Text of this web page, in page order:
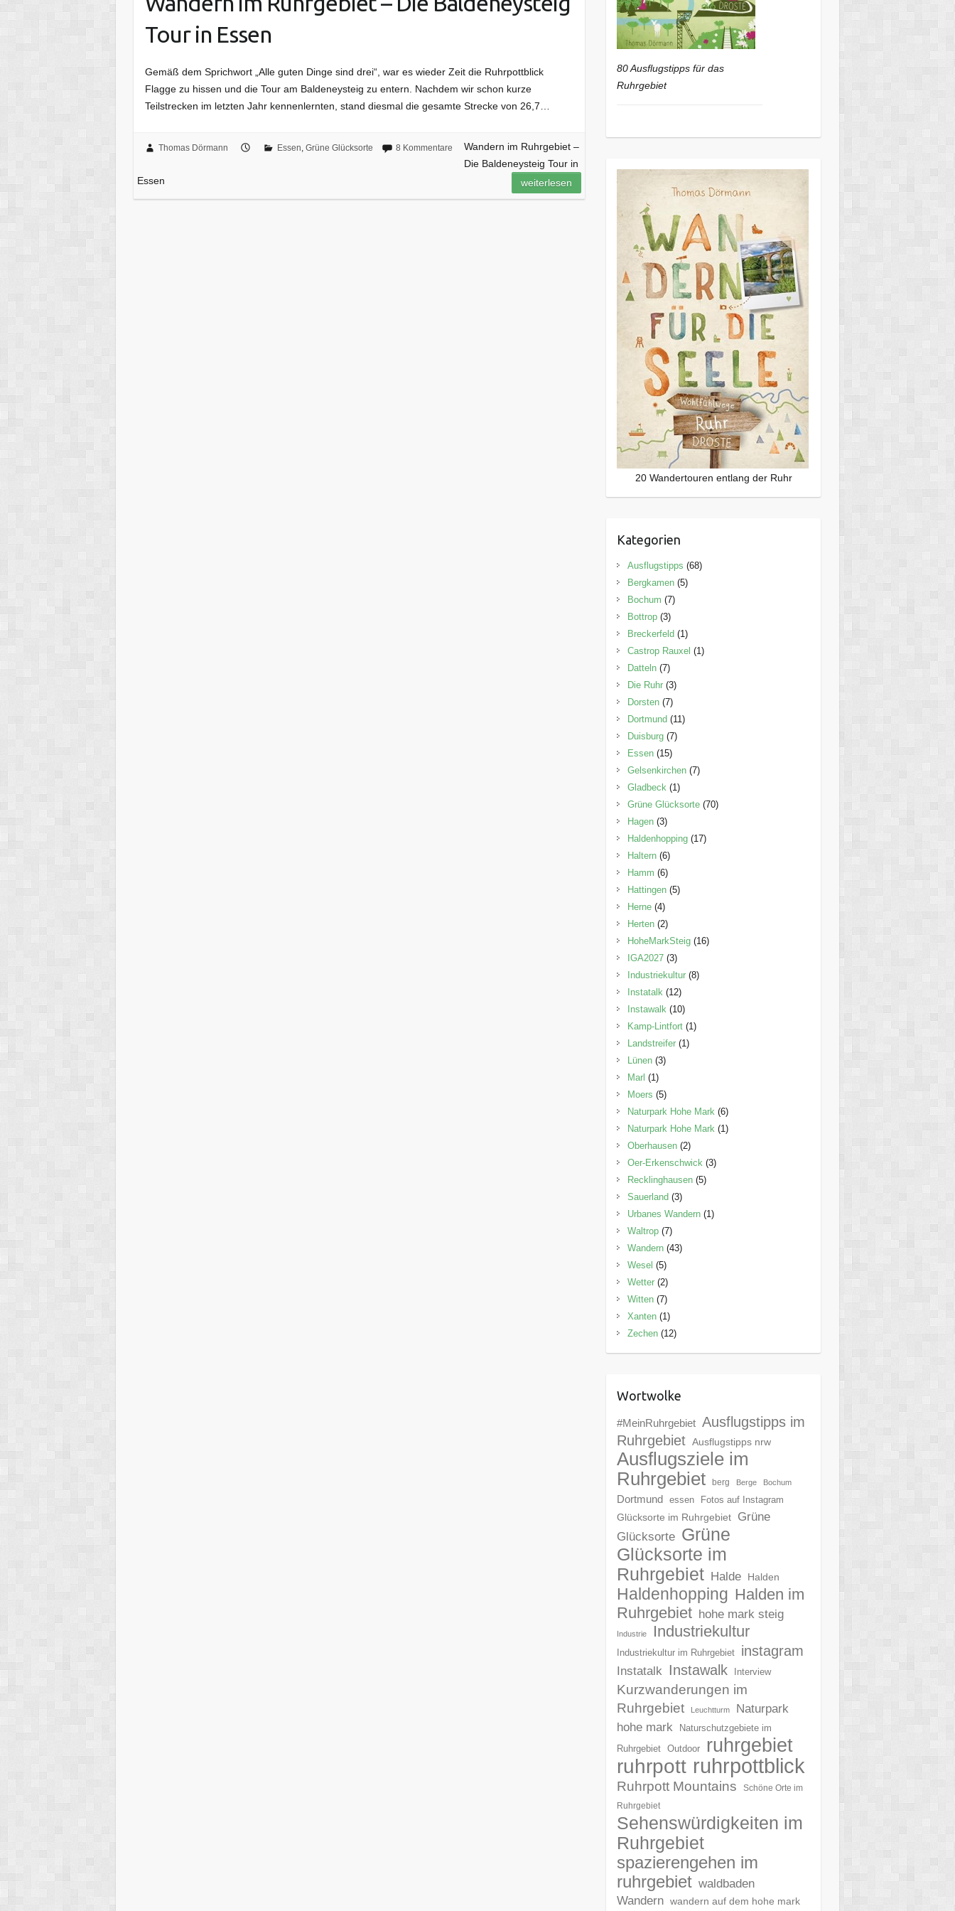
Tour in Essen
Gemäß dem Sprichwort „Alle guten Dinge sind drei“, war es wieder Zeit die Ruhrpottblick
Flagge zu hissen und die Tour am Baldeneysteig zu entern. Nachdem wir schon kurze
Teilstrecken im letzten Jahr kennenlernten, stand diesmal die gesamte Strecke von 26,7…
Thomas Dörmann Essen, Grüne Glücksorte 8 Kommentare
Wandern im Ruhrgebiet –
Die Baldeneysteig Tour in
Essen
weiterlesen
80 Ausflugstipps für das
Ruhrgebiet
20 Wandertouren entlang der Ruhr
Kategorien
Ausflugstipps (68)
Bergkamen(5)
Bochum (7)
Bottrop(3)
Breckerfeld (1)
Castrop Rauxel (1)
Datteln(7)
Die Ruhr(3)
Dorsten(7)
Dortmund (11)
Duisburg(7)
Essen(15)
Gelsenkirchen(7)
Gladbeck(1)
Grüne Glücksorte(70)
Hagen(3)
Haldenhopping(17)
Haltern(6)
Hamm (6)
Hattingen(5)
Herne(4)
Herten(2)
HoheMarkSteig(16)
IGA2027(3)
Industriekultur(8)
Instatalk(12)
Instawalk(10)
Kamp-Lintfort(1)
Landstreifer(1)
Lünen(3)
Marl (1)
Moers (5)
Naturpark Hohe Mark(6)
Naturpark Hohe Mark(1)
Oberhausen(2)
Oer-Erkenschwick(3)
Recklinghausen(5)
Sauerland (3)
Urbanes Wandern(1)
Waltrop(7)
Wandern(43)
Wesel (5)
Wetter(2)
Witten(7)
Xanten(1)
Zechen(12)
Wortwolke
#MeinRuhrgebiet Ausflugstipps im
Ruhrgebiet Ausflugstipps nrw
Ausflugsziele im
Ruhrgebiet
berg Berge Bochum
Dortmund essen Fotos auf Instagram
Glücksorte im Ruhrgebiet
Grüne
Glücksorte Grüne
Glücksorte im
Ruhrgebiet Halde Halden
Haldenhopping Halden im
Ruhrgebiet hohe mark steig
Industrie Industriekultur
Industriekultur im Ruhrgebiet instagram
Instatalk Instawalk Interview
Kurzwanderungen im
Ruhrgebiet
Leuchtturm
Naturpark
hohe mark
Naturschutzgebiete im
Ruhrgebiet
Outdoor
ruhrgebiet
ruhrpott ruhrpottblick
Ruhrpott Mountains
Schöne Orte im
Ruhrgebiet
Sehenswürdigkeiten im
Ruhrgebiet
spazierengehen im
ruhrgebiet waldbaden
Wandern wandern auf dem hohe mark